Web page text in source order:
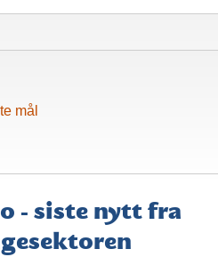
mål
- siste nytt fra